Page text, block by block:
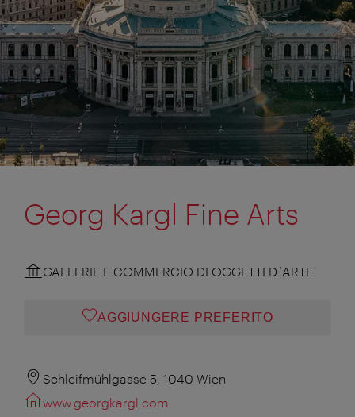
Georg Kargl Fine Arts
GALLERIE E COMMERCIO DI OGGETTI D´ARTE
AGGIUNGERE PREFERITO
Schleifmühlgasse 5, 1040 Wien
www.georgkargl.com